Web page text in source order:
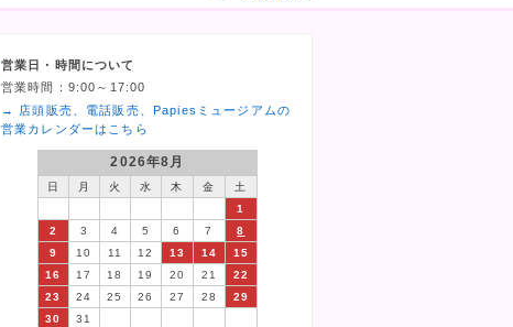
営業日・時間について
営業時間：9:00～17:00
→ 店頭販売、電話販売、Papiesミュージアムの
営業カレンダーはこちら
2026年8月
日 月 火 水 木 金
土
1
2
3 4 5 6 7
8
9
10 11 12 13 14
15
16
17 18 19 20 21
22
23
24 25 26 27 28
29
30
31